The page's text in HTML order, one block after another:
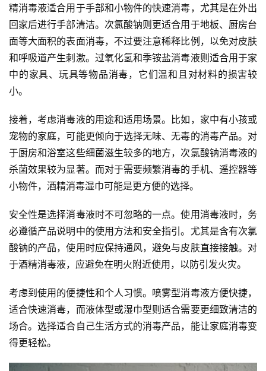
精消毒液适合用于手部和小物件的快速消毒，尤其是在外出
回家后进行手部清洁。次氯酸钠则更适合用于地板、厨房台
面等大面积的表面消毒，不过要注意稀释比例，以免对皮肤
和呼吸道产生刺激。过氧化氢和季铵盐消毒液则适合用于家
中的家具、玩具等物品消毒，它们温和且对材料的损害较
小。
接着，考虑消毒液的用途和适用场景。比如，家中有小孩或
宠物的家庭，可能更倾向于选择无味、无毒的消毒产品。对
于厨房和浴室这些细菌滋生较多的地方，次氯酸钠消毒液的
杀菌效果较为显著。而对于需要频繁消毒的手机、遥控器等
小物件，酒精消毒湿巾可能是更方便的选择。
安全性是选择消毒液时不可忽略的一点。使用消毒液时，务
必遵循产品说明中的使用方法和安全指引。尤其是含有次氯
酸钠的产品，使用时应保持通风，避免与皮肤直接接触。对
于酒精消毒液，应避免在明火附近使用，以防引发火灾。
考虑到使用的便捷性和个人习惯。喷雾型消毒液方便快捷，
适合快速消毒，而液体型或湿巾型则适合需要更细致清洁的
场合。选择适合自己生活方式的消毒产品，能让家庭消毒变
得更轻松。